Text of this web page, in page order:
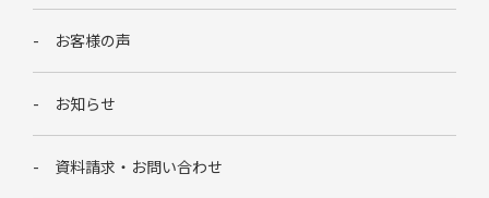
お客様の声
お知らせ
資料請求・お問い合わせ